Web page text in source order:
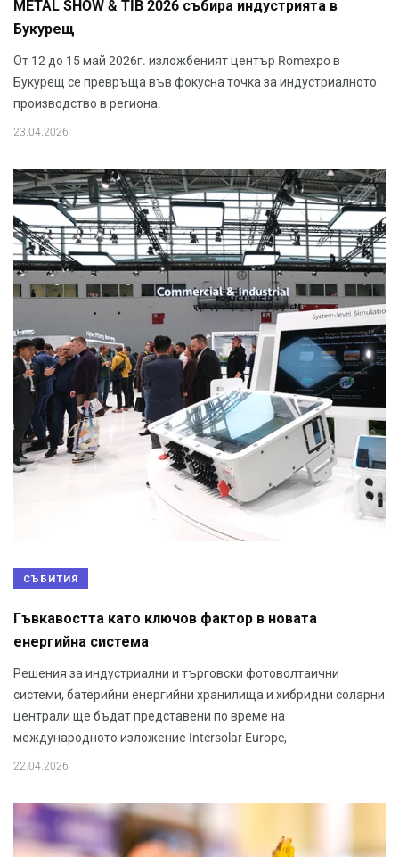
METAL SHOW & TIB 2026 събира индустрията в
Букурещ
От 12 до 15 май 2026г. изложбеният център Romexpo в
Букурещ се превръща във фокусна точка за индустриалното
производство в региона.
23.04.2026
СЪБИТИЯ
Гъвкавостта като ключов фактор в новата
енергийна система
Решения за индустриални и търговски фотоволтаични
системи, батерийни енергийни хранилища и хибридни соларни
централи ще бъдат представени по време на
международното изложение Intersolar Europe,
22.04.2026